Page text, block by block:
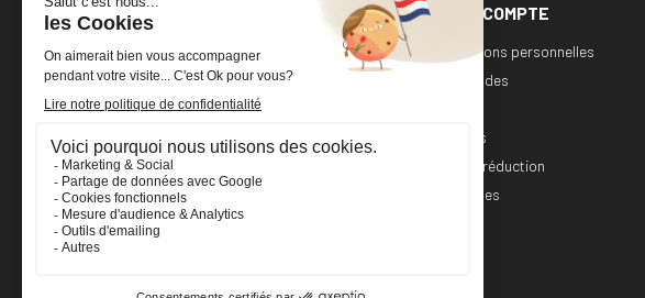
Cheval Shop
4 rue Benoît Frachon
44800 Saint-Herblain
France
boutique@cheval-shop.com
VOTRE COMPTE
Informations personnelles
Commandes
Adresses
Bons de réduction
Mes alertes